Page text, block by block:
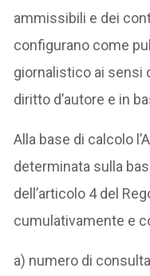
ammissibili e dei
configurano come
giornalistico ai sensi
diritto d’autore e in
Alla base di calcolo
determinata sulla
dell’articolo 4 del
cumulativamente e
a) numero di